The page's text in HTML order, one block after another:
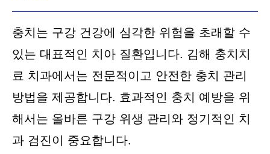
충치는 구강 건강에 심각한 위험을 초래할 수
있는 대표적인 치아 질환입니다. 김해 충치치
료 치과에서는 전문적이고 안전한 충치 관리
방법을 제공합니다. 효과적인 충치 예방을 위
해서는 올바른 구강 위생 관리와 정기적인 치
과 검진이 중요합니다.